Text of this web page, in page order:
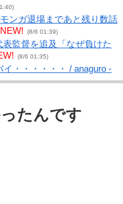
モンガ退場まであと残り数話
NEW! (8/6 01:39)
監督を追及「なぜ負けた
(8/6 01:35)
イ・・・・・・ / anaguro -
イル実射実験に「日本の
まとめMAP(総合)
たんです